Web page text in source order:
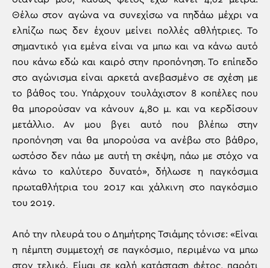
Θέλω στον αγώνα να συνεχίσω να πηδάω μέχρι να
ελπίζω πως δεν έχουν μείνει πολλές αθλήτριες. Το
σημαντικό για εμένα είναι να μπω και να κάνω αυτό
που κάνω εδώ και καιρό στην προπόνηση. Το επίπεδο
στο αγώνισμα είναι αρκετά ανεβασμένο σε σχέση με
το βάθος του. Υπάρχουν τουλάχιστον 8 κοπέλες που
θα μπορούσαν να κάνουν 4,80 μ. και να κερδίσουν
μετάλλιο. Αν μου βγει αυτό που βλέπω στην
προπόνηση ναι θα μπορούσα να ανέβω στο βάθρο,
ωστόσο δεν πάω με αυτή τη σκέψη, πάω με στόχο να
κάνω το καλύτερο δυνατό», δήλωσε η παγκόσμια
πρωταθλήτρια του 2017 και χάλκινη στο παγκόσμιο
του 2019.
Από την πλευρά του ο Δημήτρης Τσιάμης τόνισε: «Είναι
η πέμπτη συμμετοχή σε παγκόσμιο, περιμένω να μπω
στον τελικό. Είμαι σε καλή κατάσταση φέτος, παρότι